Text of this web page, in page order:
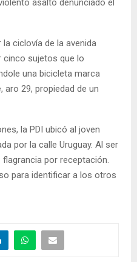
asalto denunciado el
ciclovía de la avenida
cinco sujetos que lo
una bicicleta marca
aro 29, propiedad de un
la PDI ubicó al joven
por la calle Uruguay. Al ser
por receptación.
para identificar a los otros